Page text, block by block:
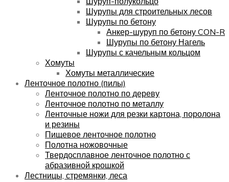
Шурупы для строительных лесов
Шурупы по бетону
Анкер-шуруп по бетону CON-R
Шурупы по бетону Нагель
Шурупы с качельным кольцом
Хомуты
Хомуты металлические
Ленточное полотно (пилы)
Ленточное полотно по дереву
Ленточное полотно по металлу
Ленточные ножи для резки картона, поролона
и резины
Пищевое ленточное полотно
Полотна ножовочные
Твердосплавное ленточное полотно с
абразивной крошкой
Лестницы, стремянки, леса